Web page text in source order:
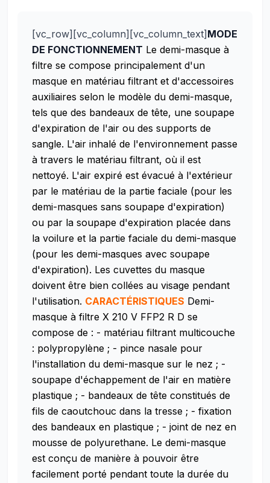
[vc_row][vc_column][vc_column_text] MODE
DE FONCTIONNEMENT Le demi-masque à
filtre se compose principalement d'un
masque en matériau filtrant et d'accessoires
auxiliaires selon le modèle du demi-masque,
tels que des bandeaux de tête, une soupape
d'expiration de l'air ou des supports de
sangle. L'air inhalé de l'environnement passe
à travers le matériau filtrant, où il est
nettoyé. L'air expiré est évacué à l'extérieur
par le matériau de la partie faciale (pour les
demi-masques sans soupape d'expiration)
ou par la soupape d'expiration placée dans
la voilure et la partie faciale du demi-masque
(pour les demi-masques avec soupape
d'expiration). Les cuvettes du masque
doivent être bien collées au visage pendant
l'utilisation. CARACTÉRISTIQUES Demi-
masque à filtre X 210 V FFP2 R D se
compose de : - matériau filtrant multicouche
: polypropylène ; - pince nasale pour
l'installation du demi-masque sur le nez ; -
soupape d'échappement de l'air en matière
plastique ; - bandeaux de tête constitués de
fils de caoutchouc dans la tresse ; - fixation
des bandeaux en plastique ; - joint de nez en
mousse de polyurethane. Le demi-masque
est conçu de manière à pouvoir être
facilement porté pendant toute la durée du